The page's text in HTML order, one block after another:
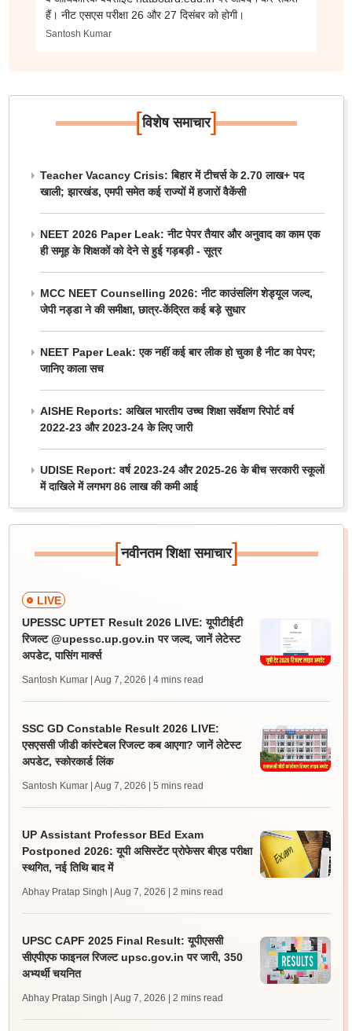
हैं। नीट एसएस परीक्षा 26 और 27 दिसंबर को होगी।
Santosh Kumar
[विशेष समाचार]
Teacher Vacancy Crisis: बिहार में टीचर्स के 2.70 लाख+ पद
खाली; झारखंड, एमपी समेत कई राज्यों में हजारों वैकेंसी
NEET 2026 Paper Leak: नीट पेपर तैयार और अनुवाद का काम एक
ही समूह के शिक्षकों को देने से हुई गड़बड़ी - सूत्र
MCC NEET Counselling 2026: नीट काउंसलिंग शेड्यूल जल्द,
जेपी नड्डा ने की समीक्षा, छात्र-केंद्रित कई बड़े सुधार
NEET Paper Leak: एक नहीं कई बार लीक हो चुका है नीट का पेपर;
जानिए काला सच
AISHE Reports: अखिल भारतीय उच्च शिक्षा सर्वेक्षण रिपोर्ट वर्ष
2022-23 और 2023-24 के लिए जारी
UDISE Report: वर्ष 2023-24 और 2025-26 के बीच सरकारी स्कूलों
में दाखिले में लगभग 86 लाख की कमी आई
[नवीनतम शिक्षा समाचार]
LIVE
UPESSC UPTET Result 2026 LIVE: यूपीटीईटी
रिजल्ट @upessc.up.gov.in पर जल्द, जानें लेटेस्ट
अपडेट, पासिंग मार्क्स
Santosh Kumar | Aug 7, 2026 | 4 mins read
SSC GD Constable Result 2026 LIVE:
एसएससी जीडी कांस्टेबल रिजल्ट कब आएगा? जानें लेटेस्ट
अपडेट, स्कोरकार्ड लिंक
Santosh Kumar | Aug 7, 2026 | 5 mins read
UP Assistant Professor BEd Exam
Postponed 2026: यूपी असिस्टेंट प्रोफेसर बीएड परीक्षा
स्थगित, नई तिथि बाद में
Abhay Pratap Singh | Aug 7, 2026 | 2 mins read
UPSC CAPF 2025 Final Result: यूपीएससी
सीएपीएफ फाइनल रिजल्ट upsc.gov.in पर जारी, 350
अभ्यर्थी चयनित
Abhay Pratap Singh | Aug 7, 2026 | 2 mins read